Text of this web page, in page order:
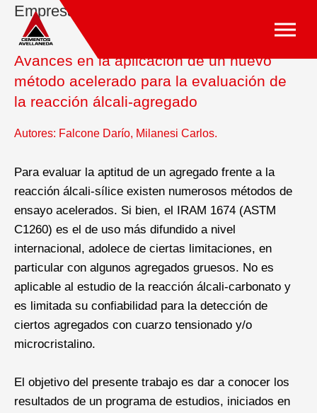
Empresa »
Avances en la aplicación de un nuevo
método acelerado para la evaluación de
la reacción álcali-agregado
Autores: Falcone Darío, Milanesi Carlos.
Para evaluar la aptitud de un agregado frente a la
reacción álcali-sílice existen numerosos métodos de
ensayo acelerados. Si bien, el IRAM 1674 (ASTM
C1260) es el de uso más difundido a nivel
internacional, adolece de ciertas limitaciones, en
particular con algunos agregados gruesos. No es
aplicable al estudio de la reacción álcali-carbonato y
es limitada su confiabilidad para la detección de
ciertos agregados con cuarzo tensionado y/o
microcristalino.
El objetivo del presente trabajo es dar a conocer los
resultados de un programa de estudios, iniciados en